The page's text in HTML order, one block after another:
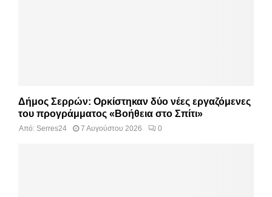
Δήμος Σερρών: Ορκίστηκαν δύο νέες εργαζόμενες
του προγράμματος «Βοήθεια στο Σπίτι»
Από: Serres24 7 Αυγούστου 2026 0